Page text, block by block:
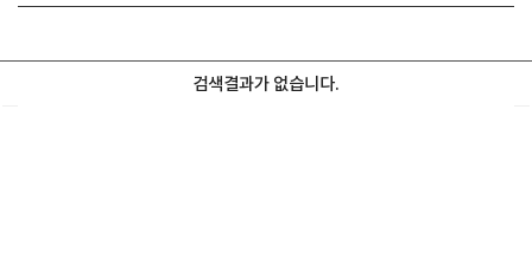
Twitter 로그인
검색결과가 없습니다.